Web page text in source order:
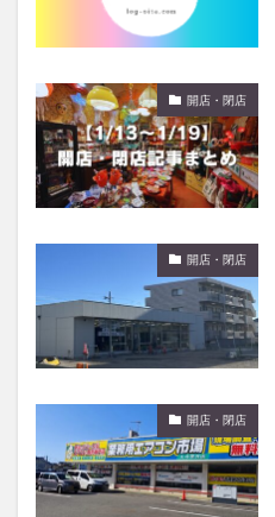
開店・閉店
開店・閉店
開店・閉店